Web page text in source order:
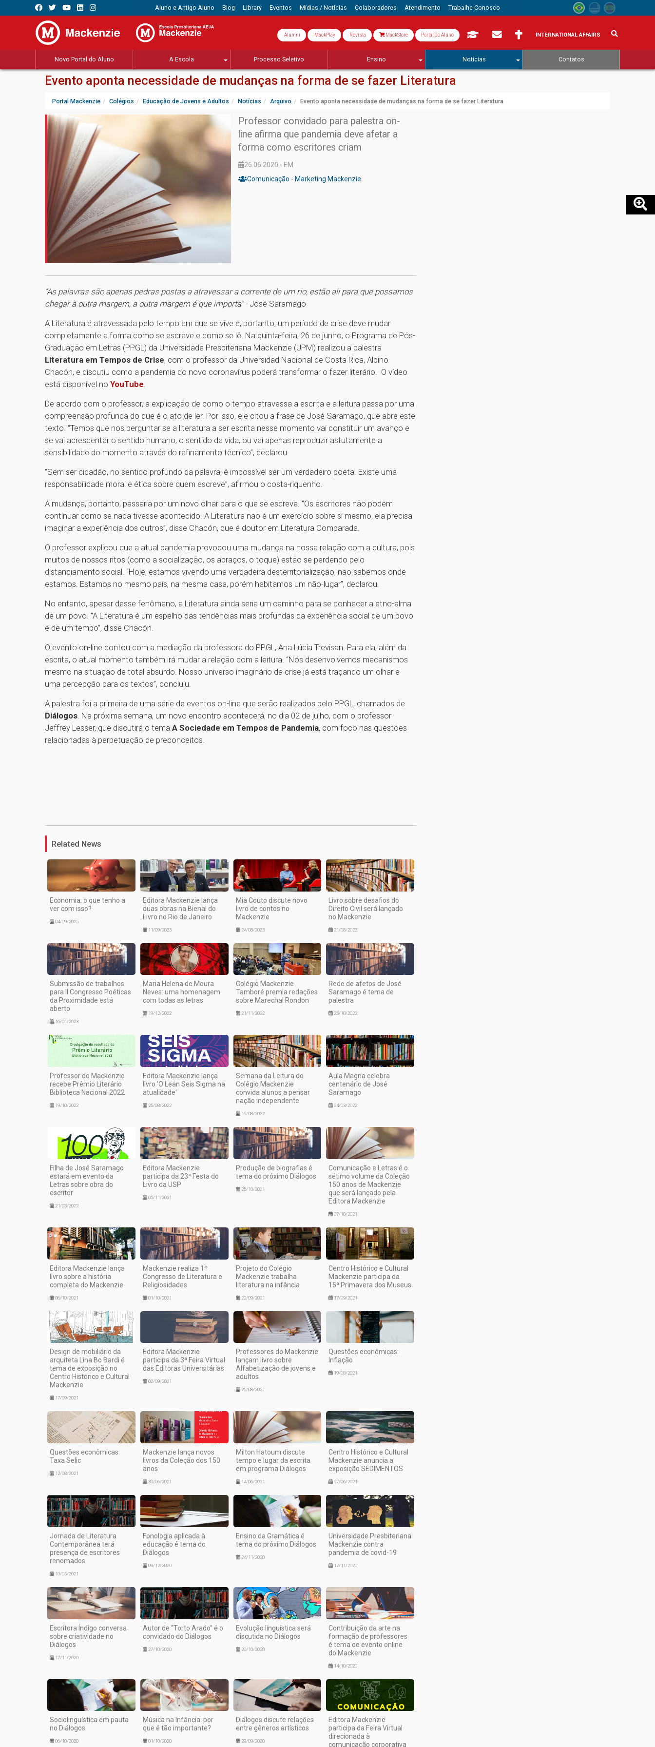
Aluno e Antigo Aluno Blog Library Eventos Mídias / Notícias Colaboradores Atendimento Trabalhe Conosco
Alumni MackPlay Revista MackStore Portal do Aluno INTERNATIONAL AFFAIRS
Novo Portal do Aluno A Escola Processo Seletivo Ensino Notícias Contatos
Evento aponta necessidade de mudanças na forma de se fazer Literatura
Portal Mackenzie Colégios Educação de Jovens e Adultos Notícias Arquivo Evento aponta necessidade de mudanças na forma de se fazer Literatura
Professor convidado para palestra on-
line afirma que pandemia deve afetar a
forma como escritores criam
26.06.2020 - EM
Comunicação - Marketing Mackenzie
“As palavras são apenas pedras postas a atravessar a corrente de um rio, estão ali para que possamos
chegar à outra margem, a outra margem é que importa" - José Saramago
A Literatura é atravessada pelo tempo em que se vive e, portanto, um período de crise deve mudar
completamente a forma como se escreve e como se lê. Na quinta-feira, 26 de junho, o Programa de Pós-
Graduação em Letras (PPGL) da Universidade Presbiteriana Mackenzie (UPM) realizou a palestra
Literatura em Tempos de Crise, com o professor da Universidad Nacional de Costa Rica, Albino
Chacón, e discutiu como a pandemia do novo coronavírus poderá transformar o fazer literário. O vídeo
está disponível no YouTube
De acordo com o professor, a explicação de como o tempo atravessa a escrita e a leitura passa por uma
compreensão profunda do que é o ato de ler. Por isso, ele citou a frase de José Saramago, que abre este
texto. “Temos que nos perguntar se a literatura a ser escrita nesse momento vai constituir um avanço e
se vai acrescentar o sentido humano, o sentido da vida, ou vai apenas reproduzir astutamente a
sensibilidade do momento através do refinamento técnico”, declarou.
“Sem ser cidadão, no sentido profundo da palavra, é impossível ser um verdadeiro poeta. Existe uma
responsabilidade moral e ética sobre quem escreve”, afirmou o costa-riquenho.
A mudança, portanto, passaria por um novo olhar para o que se escreve. “Os escritores não podem
continuar como se nada tivesse acontecido. A Literatura não é um exercício sobre si mesmo, ela precisa
imaginar a experiência dos outros”, disse Chacón, que é doutor em Literatura Comparada.
O professor explicou que a atual pandemia provocou uma mudança na nossa relação com a cultura, pois
muitos de nossos ritos (como a socialização, os abraços, o toque) estão se perdendo pelo
distanciamento social. “Hoje, estamos vivendo uma verdadeira desterritorialização, não sabemos onde
estamos. Estamos no mesmo país, na mesma casa, porém habitamos um não-lugar”, declarou.
No entanto, apesar desse fenômeno, a Literatura ainda seria um caminho para se conhecer a etno-alma
de um povo. “A Literatura é um espelho das tendências mais profundas da experiência social de um povo
e de um tempo”, disse Chacón.
O evento on-line contou com a mediação da professora do PPGL, Ana Lúcia Trevisan. Para ela, além da
escrita, o atual momento também irá mudar a relação com a leitura. “Nós desenvolvemos mecanismos
mesmo na situação de total absurdo. Nosso universo imaginário da crise já está traçando um olhar e
uma percepção para os textos”, concluiu.
A palestra foi a primeira de uma série de eventos on-line que serão realizados pelo PPGL, chamados de
Diálogos . Na próxima semana, um novo encontro acontecerá, no dia 02 de julho, com o professor
Jeffrey Lesser, que discutirá o tema A Sociedade em Tempos de Pandemia, com foco nas questões
relacionadas à perpetuação de preconceitos.
Related News
Economia: o que tenho a
ver com isso?
04/09/2025
Editora Mackenzie lança
duas obras na Bienal do
Livro no Rio de Janeiro
11/09/2023
Mia Couto discute novo
livro de contos no
Mackenzie
24/08/2023
Livro sobre desafios do
Direito Civil será lançado
no Mackenzie
21/08/2023
Submissão de trabalhos
para II Congresso Poéticas
da Proximidade está
aberto
16/01/2023
Maria Helena de Moura
Neves: uma homenagem
com todas as letras
19/12/2022
Colégio Mackenzie
Tamboré premia redações
sobre Marechal Rondon
21/11/2022
Rede de afetos de José
Saramago é tema de
palestra
25/10/2022
Professor do Mackenzie
recebe Prêmio Literário
Biblioteca Nacional 2022
19/10/2022
Editora Mackenzie lança
livro 'O Lean Seis Sigma na
atualidade'
25/08/2022
Semana da Leitura do
Colégio Mackenzie
convida alunos a pensar
nação independente
16/08/2022
Aula Magna celebra
centenário de José
Saramago
24/03/2022
Filha de José Saramago
estará em evento da
Letras sobre obra do
escritor
21/03/2022
Editora Mackenzie
participa da 23ª Festa do
Livro da USP
05/11/2021
Produção de biografias é
tema do próximo Diálogos
25/10/2021
Comunicação e Letras é o
sétimo volume da Coleção
150 anos de Mackenzie
que será lançado pela
Editora Mackenzie
07/10/2021
Editora Mackenzie lança
livro sobre a história
completa do Mackenzie
06/10/2021
Mackenzie realiza 1º
Congresso de Literatura e
Religiosidades
01/10/2021
Projeto do Colégio
Mackenzie trabalha
literatura na infância
22/09/2021
Centro Histórico e Cultural
Mackenzie participa da
15ª Primavera dos Museus
17/09/2021
Design de mobiliário da
arquiteta Lina Bo Bardi é
tema de exposição no
Centro Histórico e Cultural
Mackenzie
17/09/2021
Editora Mackenzie
participa da 3ª Feira Virtual
das Editoras Universitárias
02/09/2021
Professores do Mackenzie
lançam livro sobre
Alfabetização de jovens e
adultos
25/08/2021
Questões econômicas:
Inflação
19/08/2021
Questões econômicas:
Taxa Selic
12/08/2021
Mackenzie lança novos
livros da Coleção dos 150
anos
30/06/2021
Milton Hatoum discute
tempo e lugar da escrita
em programa Diálogos
14/06/2021
Centro Histórico e Cultural
Mackenzie anuncia a
exposição SEDIMENTOS
07/06/2021
Jornada de Literatura
Contemporânea terá
presença de escritores
renomados
10/05/2021
Fonologia aplicada à
educação é tema do
Diálogos
09/12/2020
Ensino da Gramática é
tema do próximo Diálogos
24/11/2020
Universidade Presbiteriana
Mackenzie contra
pandemia de covid-19
17/11/2020
Escritora Índigo conversa
sobre criatividade no
Diálogos
17/11/2020
Autor de "Torto Arado" é o
convidado do Diálogos
27/10/2020
Evolução linguística será
discutida no Diálogos
20/10/2020
Contribuição da arte na
formação de professores
é tema de evento online
do Mackenzie
14/10/2020
Sociolinguística em pauta
no Diálogos
06/10/2020
Música na Infância: por
que é tão importante?
01/10/2020
Diálogos discute relações
entre gêneros artísticos
29/09/2020
Editora Mackenzie
participa da Feira Virtual
direcionada à
comunicação corporativa